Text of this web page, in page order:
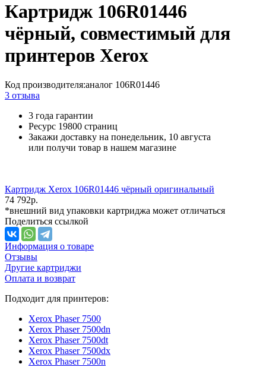
Картридж 106R01446
чёрный, совместимый для
принтеров Xerox
Код производителя:аналог 106R01446
3 отзыва
3 года гарантии
Ресурс 19800 страниц
Закажи доставку на понедельник, 10 августа
или получи товар в нашем магазине
Картридж Xerox 106R01446 чёрный оригинальный
74 792р.
*внешний вид упаковки картриджа может отличаться
Поделиться ссылкой
Информация о товаре
Отзывы
Другие картриджи
Оплата и возврат
Подходит для принтеров:
Xerox Phaser 7500
Xerox Phaser 7500dn
Xerox Phaser 7500dt
Xerox Phaser 7500dx
Xerox Phaser 7500n